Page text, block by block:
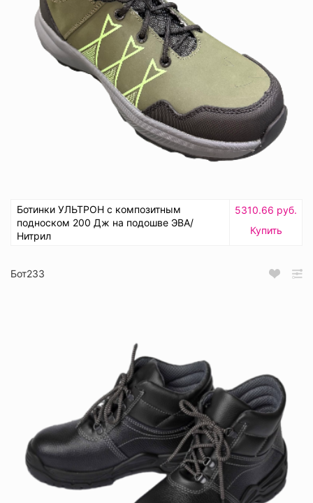
Ботинки УЛЬТРОН с композитным
подноском 200 Дж на подошве ЭВА/
Нитрил
5310.66 руб.
Купить
Бот233